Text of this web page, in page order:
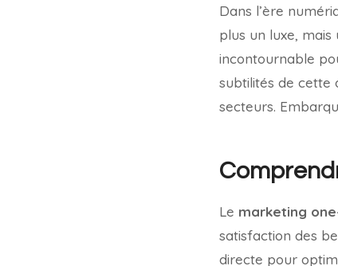
Dans l’ère
plus un luxe, mais
incontournable
subtilités de cette
secteurs.
Le marketing
satisfaction des
directe pour